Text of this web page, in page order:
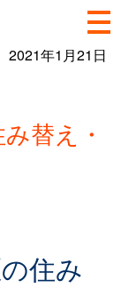
2021年1月21日
替え・
の住み